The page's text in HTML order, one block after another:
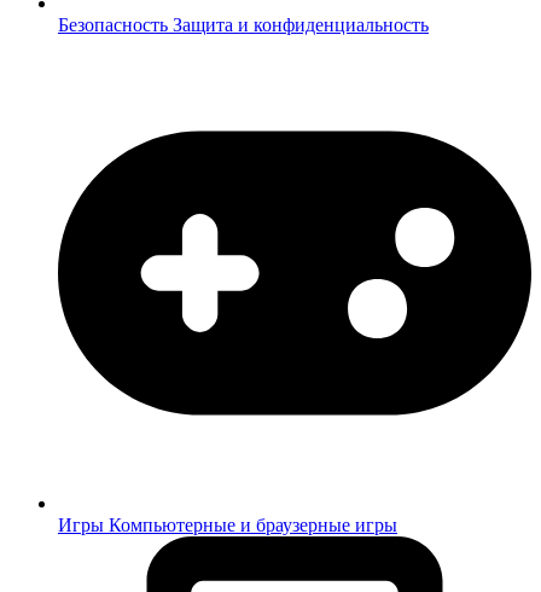
Безопасность Защита и конфиденциальность
Игры Компьютерные и браузерные игры